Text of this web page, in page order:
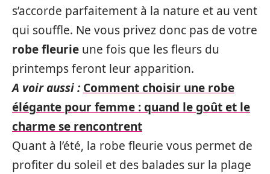
s’accorde parfaitement à la nature et au vent
qui souffle. Ne vous privez donc pas de votre
robe fleurie une fois que les fleurs du
printemps feront leur apparition.
A voir aussi : Comment choisir une robe
élégante pour femme : quand le goût et le
charme se rencontrent
Quant à l’été, la robe fleurie vous permet de
profiter du soleil et des balades sur la plage